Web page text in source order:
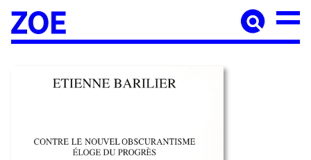
Accueil
À paraître
Catalogue
Les éditions Zoé